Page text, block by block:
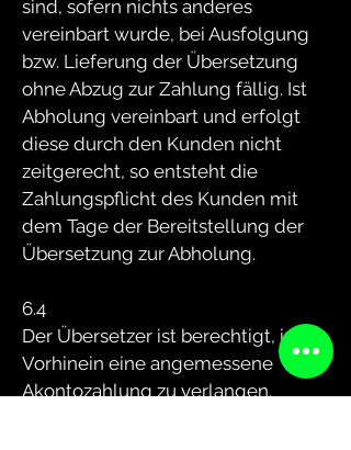
sind, sofern nichts anderes
vereinbart wurde, bei Ausfolgung
bzw. Lieferung der Übersetzung
ohne Abzug zur Zahlung fällig. Ist
Abholung vereinbart und erfolgt
diese durch den Kunden nicht
zeitgerecht, so entsteht die
Zahlungspflicht des Kunden mit
dem Tage der Bereitstellung der
Übersetzung zur Abholung.
6.4
Der Übersetzer ist berechtigt, im
Vorhinein eine angemessene
Akontozahlung zu verlangen.